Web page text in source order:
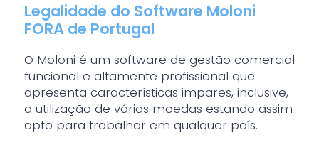
Legalidade do Software Moloni
FORA de Portugal
O Moloni é um software de gestão comercial
funcional e altamente profissional que
apresenta características impares, inclusive,
a utilização de várias moedas estando assim
apto para trabalhar em qualquer país.